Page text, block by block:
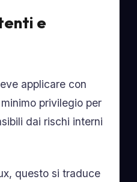
e
applicare con
privilegio per
dai rischi interni
questo si traduce